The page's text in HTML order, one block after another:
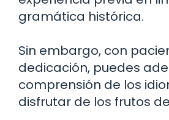
gramática histórica.
Sin embargo, con
dedicación, puedes
comprensión de los
disfrutar de los frutos